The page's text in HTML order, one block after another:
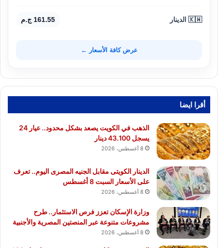
🇰🇼 الدينار 161.55 ج.م
عرض كافة الأسعار ←
أقرا ايضا
الذهب في الكويت يصعد بشكل محدود.. عيار 24
يسجل 43.100 دينار
8 أغسطس، 2026
الدينار الكويتى مقابل الجنيه المصرى اليوم.. تعرف
على الأسعار السبت 8 أغسطس
8 أغسطس، 2026
وزارة الإسكان تعزز فرص الاستثمار.. طرح
مشروعات متنوعة عبر المنصتين المصرية والأجنبية
8 أغسطس، 2026